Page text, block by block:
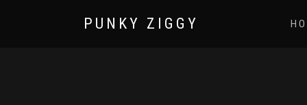
PUNKY ZIGGY